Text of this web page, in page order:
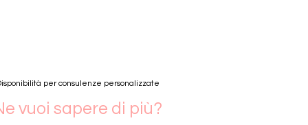
per consulenze personalizzate
vuoi sapere di più?